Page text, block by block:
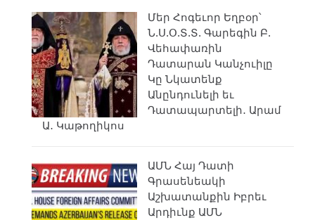
Մեր Հոգեւոր Եղբօր՝
Ն.Ս.Օ.Տ.Տ. Գարեգին Բ.
Վեհափառին
Դատարան Կանչուիլը
Կը Նկատենք
Անընդունելի եւ
Դատապարտելի․ Արամ
Ա․ Կաթողիկոս
ԱՄՆ Հայ Դատի
Գրասենեակի
Աշխատանքին Իբրեւ
Արդիւնք ԱՄՆ